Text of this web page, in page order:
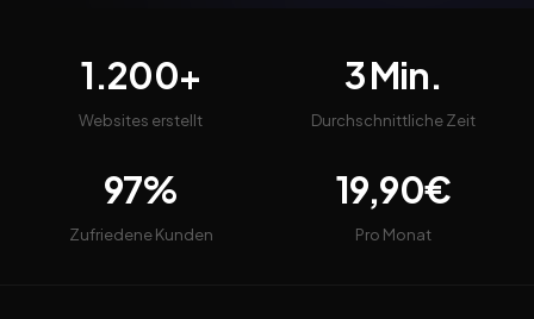
1.200+
Websites erstellt
3 Min.
Durchschnittliche Zeit
97%
Zufriedene Kunden
19,90€
Pro Monat